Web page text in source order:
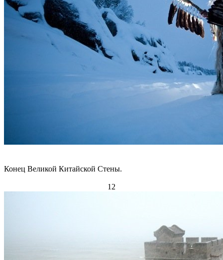
Конец Великой Китайской Стены.
12